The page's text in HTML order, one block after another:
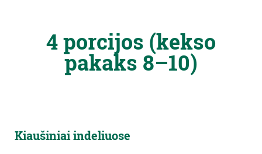
4porcijos (kekso
pakaks 8–10)
Kiaušiniai indeliuose